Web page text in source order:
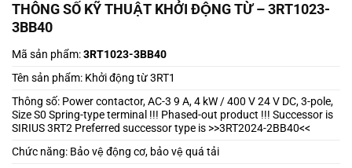
THÔNG SỐ KỸ THUẬT KHỞI ĐỘNG TỪ – 3RT1023-
3BB40
Mã sản phẩm:3RT1023-3BB40
Tên sản phẩm: Khởi động từ 3RT1
Thông số: Power contactor, AC-3 9 A, 4 kW / 400 V 24 V DC, 3-pole,
Size S0 Spring-type terminal !!! Phased-out product !!! Successor is
SIRIUS 3RT2 Preferred successor type is >>3RT2024-2BB40<<
Chức năng: Bảo vệ động cơ, bảo vệ quá tải